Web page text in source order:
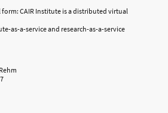
CAIR Institute is a distributed virtual
as-a-service and research-as-a-service